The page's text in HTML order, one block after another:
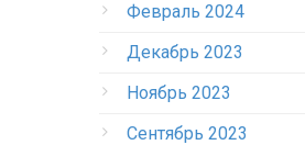
Февраль 2024
Декабрь 2023
Ноябрь 2023
Сентябрь 2023